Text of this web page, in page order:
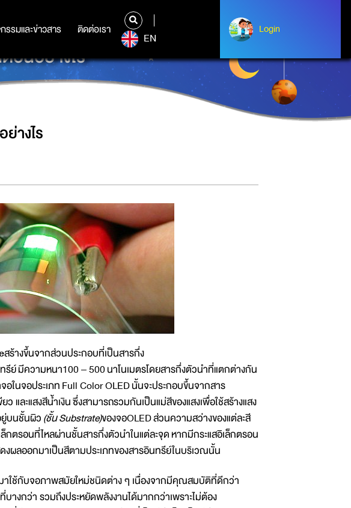
กรรมและข่าวสาร ติดต่อเรา
รรมและข่าวสาร ติดต่อเรา
EN
Login
Login
อื่นอย่างไร
างไร
สร้างขึ้นจากส่วนประกอบที่เป็นสารกึ่ง
รีย์ มีความหนา100 – 500 นาโนเมตรโดยสารกึ่งตัวนำที่แตกต่างกัน
ในจอประเภท Full Color OLED นั้นจะประกอบขึ้นจากสาร
และแสงสีน้ำเงิน ซึ่งสามารถรวมกันเป็นแม่สีของแสงเพื่อใช้สร้างแสง
ยู่บนชั้นผิว(ชั้น Substrate)ของจอOLED ส่วนความสว่างของแต่ละสี
ตรอนที่ไหลผ่านชั้นสารกึ่งตัวนำในแต่ละจุด หากมีกระแสอิเล็กตรอน
ผลออกมาเป็นสีตามประเภทของสารอินทรีย์ในบริเวณนั้น
าใช้กับจอภาพสมัยใหม่ชนิดต่าง ๆ เนื่องจากมีคุณสมบัติที่ดีกว่า
างกว่า รวมถึงประหยัดพลังงานได้มากกว่าเพราะไม่ต้อง